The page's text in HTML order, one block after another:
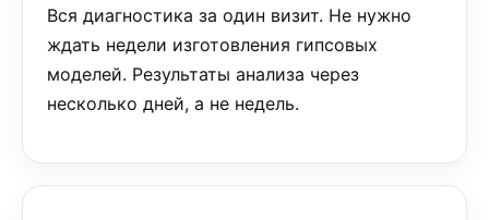
Вся диагностика за один визит. Не нужно
ждать недели изготовления гипсовых
моделей. Результаты анализа через
несколько дней, а не недель.